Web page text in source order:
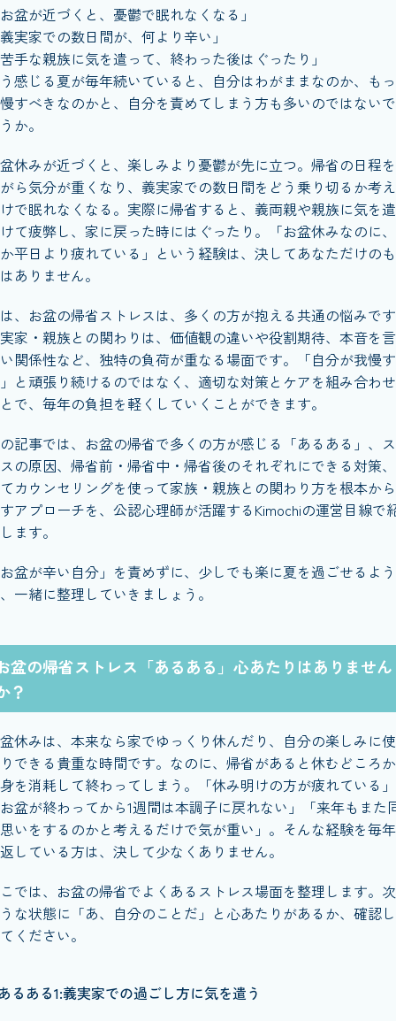
お盆が近づくと、憂鬱で眠れなくなる」
義実家での数日間が、何より辛い」
苦手な親族に気を遣って、終わった後はぐったり」
感じる夏が毎年続いていると、自分はわがままなのか、も
すべきなのかと、自分を責めてしまう方も多いのではない
か。
休みが近づくと、楽しみより憂鬱が先に立つ。帰省の日程
ら気分が重くなり、義実家での数日間をどう乗り切るか考
で眠れなくなる。実際に帰省すると、義両親や親族に気を
て疲弊し、家に戻った時にはぐったり。「お盆休みなのに
平日より疲れている」という経験は、決してあなただけの
ありません。
、お盆の帰省ストレスは、多くの方が抱える共通の悩みです
家・親族との関わりは、価値観の違いや役割期待、本音を
関係性など、独特の負荷が重なる場面です。「自分が我慢
と頑張り続けるのではなく、適切な対策とケアを組み合わ
で、毎年の負担を軽くしていくことができます。
記事では、お盆の帰省で多くの方が感じる「あるある」、
の原因、帰省前・帰省中・帰省後のそれぞれにできる対策
カウンセリングを使って家族・親族との関わり方を根本か
アプローチを、公認心理師が活躍するKimochiの運営目線で
ます。
お盆が辛い自分」を責めずに、少しでも楽に夏を過ごせるよう
一緒に整理していきましょう。
盆の帰省ストレス「あるある」心あたりはありません
？
休みは、本来なら家でゆっくり休んだり、自分の楽しみに
できる貴重な時間です。なのに、帰省があると休むどころか
を消耗して終わってしまう。「休み明けの方が疲れている」
お盆が終わってから1週間は本調子に戻れない」「来年もまた
いをするのかと考えるだけで気が重い」。そんな経験を毎
返している方は、決して少なくありません。
では、お盆の帰省でよくあるストレス場面を整理します。
な状態に「あ、自分のことだ」と心あたりがあるか、確認
ください。
るある1:義実家での過ごし方に気を遣う